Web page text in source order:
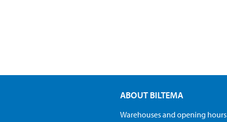
ABOUT BILTEMA
Warehouses and opening hours